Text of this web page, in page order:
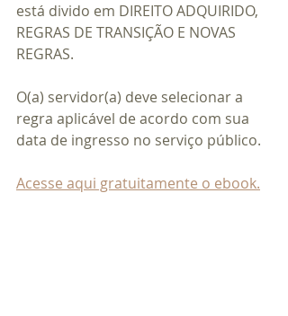
está divido em DIREITO ADQUIRIDO,
REGRAS DE TRANSIÇÃO E NOVAS
REGRAS.
O(a) servidor(a) deve selecionar a
regra aplicável de acordo com sua
data de ingresso no serviço público.
Acesse aqui gratuitamente o ebook.